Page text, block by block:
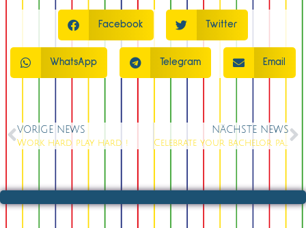
Facebook Twitter
WhatsApp Telegram Email
VORIGE NEWS
Work hard play hard !
NÄCHSTE NEWS
Celebrate your bachelor party with us